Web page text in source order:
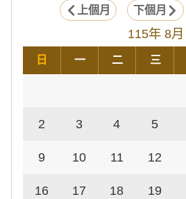
上個月 下個月
115年 8月
日 一 二 三
2 3 4 5
9 10 11 12
16 17 18 19